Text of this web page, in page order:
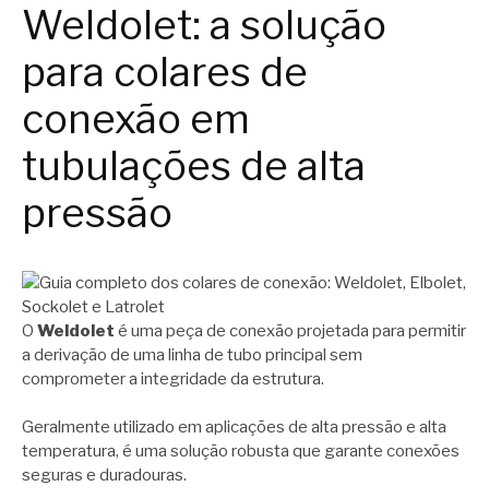
Weldolet: a solução
para colares de
conexão em
tubulações de alta
pressão
O Weldolet é uma peça de conexão projetada para permitir
a derivação de uma linha de tubo principal sem
comprometer a integridade da estrutura.
Geralmente utilizado em aplicações de alta pressão e alta
temperatura, é uma solução robusta que garante conexões
seguras e duradouras.